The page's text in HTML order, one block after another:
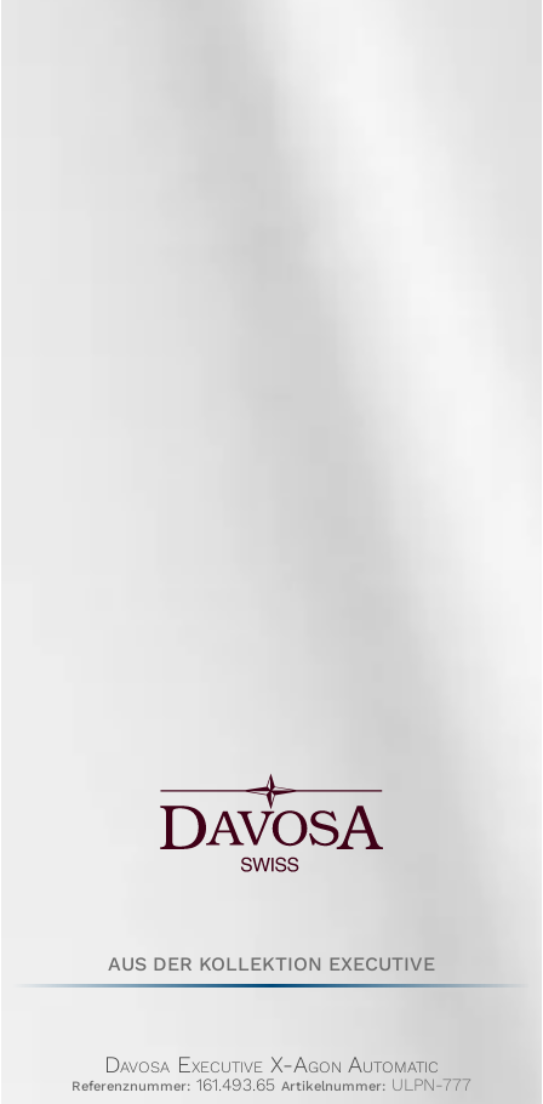
AUS DER KOLLEKTION EXECUTIVE
Davosa Executive X-Agon Automatic
Referenznummer: 161.493.65 Artikelnummer: ULPN-777